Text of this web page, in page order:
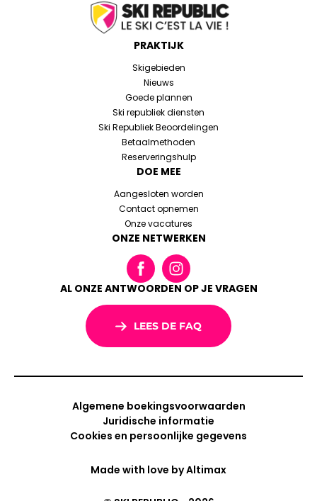
PRAKTIJK
Skigebieden
Nieuws
Goede plannen
Ski republiek diensten
Ski Republiek Beoordelingen
Betaalmethoden
Reserveringshulp
DOE MEE
Aangesloten worden
Contact opnemen
Onze vacatures
ONZE NETWERKEN
AL ONZE ANTWOORDEN OP JE VRAGEN
LEES DE FAQ
Algemene boekingsvoorwaarden
Juridische informatie
Cookies en persoonlijke gegevens
Made with love byAltimax